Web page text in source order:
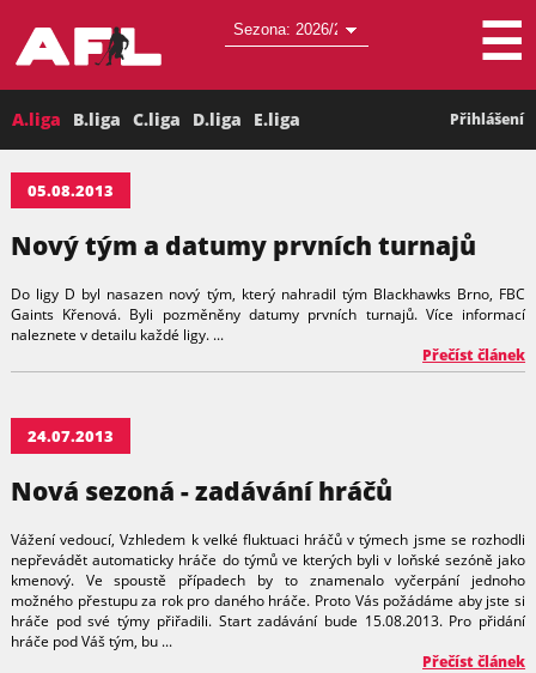
☰
A.liga B.liga C.liga D.liga E.liga Přihlášení
05.08.2013
Nový tým a datumy prvních turnajů
Do ligy D byl nasazen nový tým, který nahradil tým Blackhawks Brno, FBC
Gaints Křenová. Byli pozměněny datumy prvních turnajů. Více informací
naleznete v detailu každé ligy. ...
Přečíst článek
24.07.2013
Nová sezoná - zadávání hráčů
Vážení vedoucí, Vzhledem k velké fluktuaci hráčů v týmech jsme se rozhodli
nepřevádět automaticky hráče do týmů ve kterých byli v loňské sezóně jako
kmenový. Ve spoustě případech by to znamenalo vyčerpání jednoho
možného přestupu za rok pro daného hráče. Proto Vás požádáme aby jste si
hráče pod své týmy přiřadili. Start zadávání bude 15.08.2013. Pro přidání
hráče pod Váš tým, bu ...
Přečíst článek